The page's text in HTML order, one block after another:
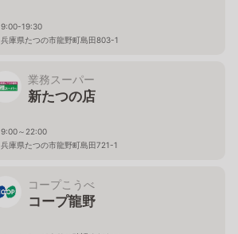
9:00-19:30
兵庫県たつの市龍野町島田803-1
業務スーパー
新たつの店
9:00～22:00
兵庫県たつの市龍野町島田721-1
コープこうべ
コープ龍野